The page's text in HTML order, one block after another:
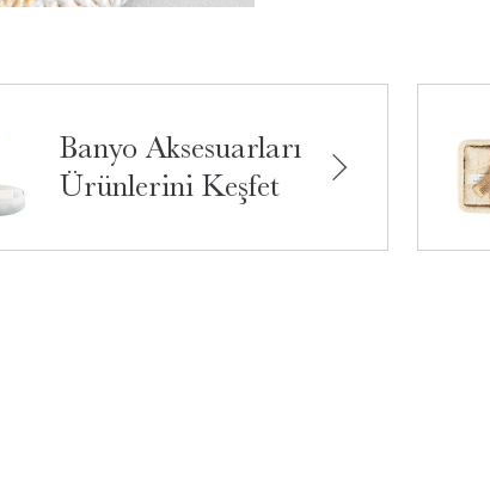
Banyo Aksesuarları
Ürünlerini Keşfet